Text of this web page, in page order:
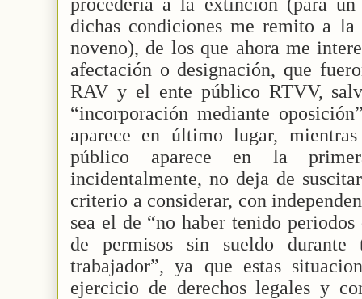
dichas condiciones me remito a
noveno), de los que ahora me
afectación o designación, que
RAV y el ente público RTVV,
“incorporación mediante
aparece en último lugar,
público aparece en la
incidentalmente, no deja de
criterio a considerar, con
sea el de “no haber tenido
de permisos sin sueldo
trabajador”, ya que estas
ejercicio de derechos legales y